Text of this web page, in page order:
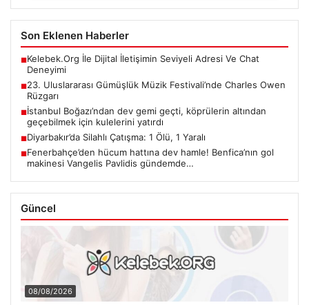
Son Eklenen Haberler
■Kelebek.Org İle Dijital İletişimin Seviyeli Adresi Ve Chat
Deneyimi
■23. Uluslararası Gümüşlük Müzik Festivali’nde Charles Owen
Rüzgarı
■İstanbul Boğazı’ndan dev gemi geçti, köprülerin altından
geçebilmek için kulelerini yatırdı
■Diyarbakır’da Silahlı Çatışma: 1 Ölü, 1 Yaralı
■Fenerbahçe’den hücum hattına dev hamle! Benfica’nın gol
makinesi Vangelis Pavlidis gündemde…
Güncel
08/08/2026